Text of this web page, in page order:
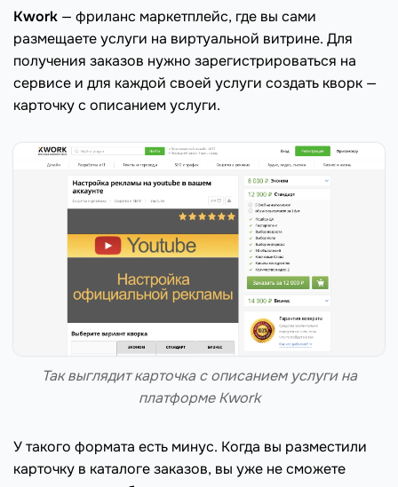
Kwork — фриланс маркетплейс, где вы сами
размещаете услуги на виртуальной витрине. Для
получения заказов нужно зарегистрироваться на
сервисе и для каждой своей услуги создать кворк —
карточку с описанием услуги.
Так выглядит карточка с описанием услуги на
платформе Kwork
У такого формата есть минус. Когда вы разместили
карточку в каталоге заказов, вы уже не сможете